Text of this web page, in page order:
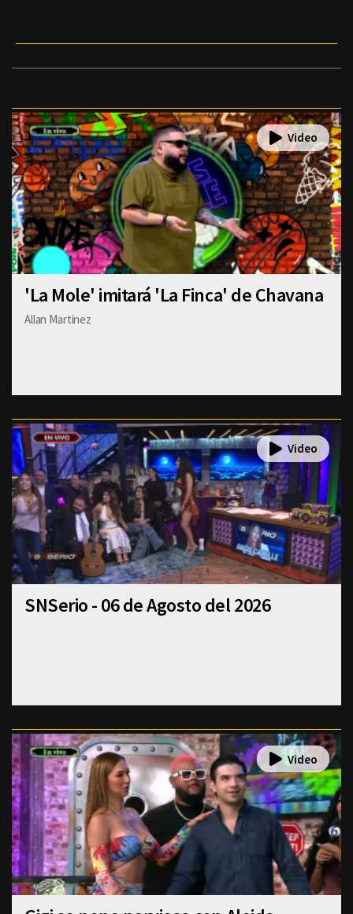
'La Mole' imitará 'La Finca' de Chavana
Allan Martinez
SNSerio - 06 de Agosto del 2026